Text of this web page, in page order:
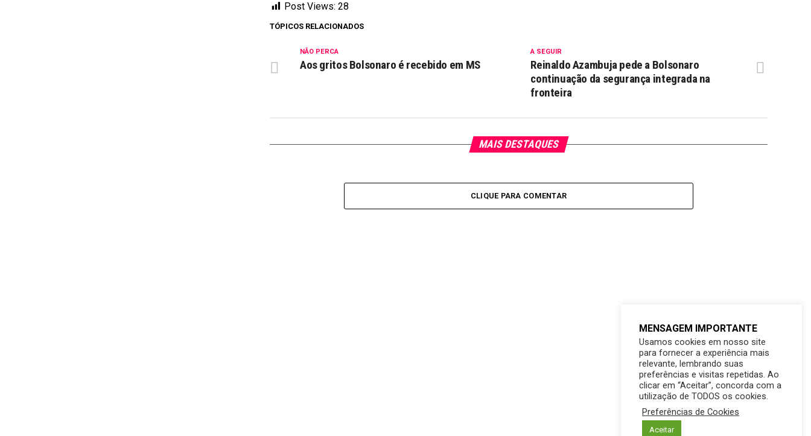
Post Views: 28
TÓPICOS RELACIONADOS
A SEGUIR
Reinaldo Azambuja pede a Bolsonaro
continuação da segurança integrada na
fronteira
NÃO PERCA
Aos gritos Bolsonaro é recebido em MS
MAIS DESTAQUES
CLIQUE PARA COMENTAR
MENSAGEM IMPORTANTE
Usamos cookies em nosso site
para fornecer a experiência mais
relevante, lembrando suas
preferências e visitas repetidas. Ao
clicar em “Aceitar”, concorda com a
utilização de TODOS os cookies.
Preferências de Cookies
Aceitar